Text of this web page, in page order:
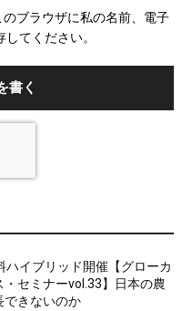
ブラウザに私の名前、電子
てください。
ハイブリッド開催【グローカ
・セミナーvol.33】日本の農
できないのか